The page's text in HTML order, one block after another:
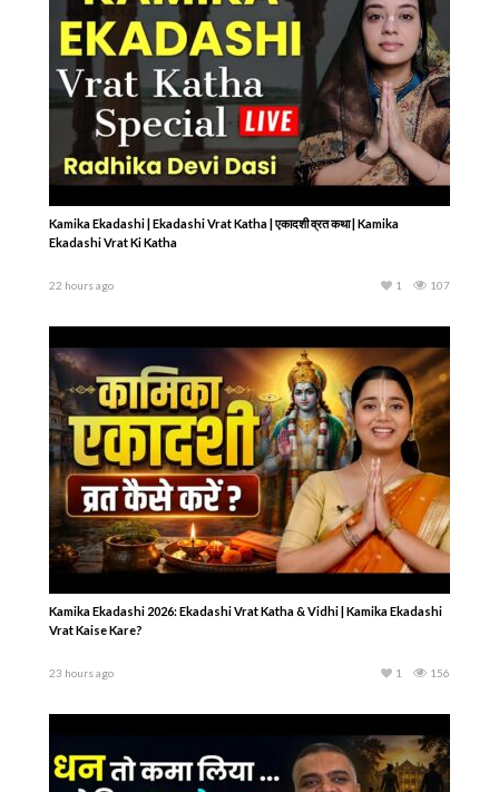
सातवाँ दिवस | श्रीमान शिवराम दास
6 years ago 3404
1
कृष्ण प्राकट्य – चौथा दिवस | श्रीमान
शिवराम दास
6 years ago 5780
3
श्रीमद्भागवत कथा LIVE | गोपी गीत कथा
(Day 2) | हरिद्वार से सीधा प्रसारण | HG
2 months ago
श्रीमद्भागवत कथा LIVE | गोपी गीत कथा
485
1
Latest Videos
22 hours ago 107
1